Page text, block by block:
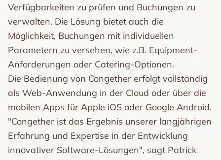
Verfügbarkeiten zu prüfen und Buchungen zu
verwalten. Die Lösung bietet auch die
Möglichkeit, Buchungen mit individuellen
Parametern zu versehen, wie z.B. Equipment-
Anforderungen oder Catering-Optionen.
Die Bedienung von Congether erfolgt vollständig
als Web-Anwendung in der Cloud oder über die
mobilen Apps für Apple iOS oder Google Android.
"Congether ist das Ergebnis unserer langjährigen
Erfahrung und Expertise in der Entwicklung
innovativer Software-Lösungen", sagt Patrick